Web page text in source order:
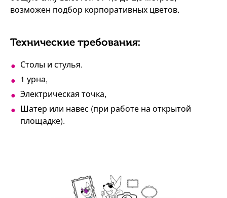
возможен подбор корпоративных цветов.
Технические требования:
Столы и стулья.
1 урна,
Электрическая точка,
Шатер или навес (при работе на открытой
площадке).